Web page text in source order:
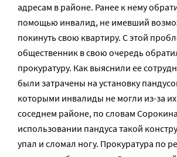
адресам в районе. Ранее к нему
помощью инвалид, не имевший
покинуть свою квартиру. С этой
общественник в свою очередь
прокуратуру. Как выяснили ее
были затрачены на установку
которыми инвалиды не могли из-за
соседнем районе, по словам
использовании пандуса такой
упал и сломал ногу. Прокуратура по